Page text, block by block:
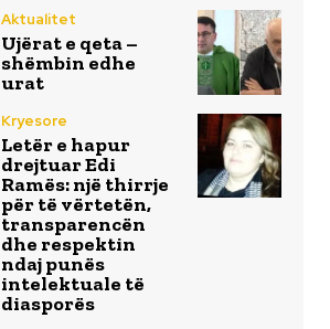
Aktualitet
Ujërat e qeta –
shëmbin edhe
urat
Kryesore
Letër e hapur
drejtuar Edi
Ramës: një thirrje
për të vërtetën,
transparencën
dhe respektin
ndaj punës
intelektuale të
diasporës